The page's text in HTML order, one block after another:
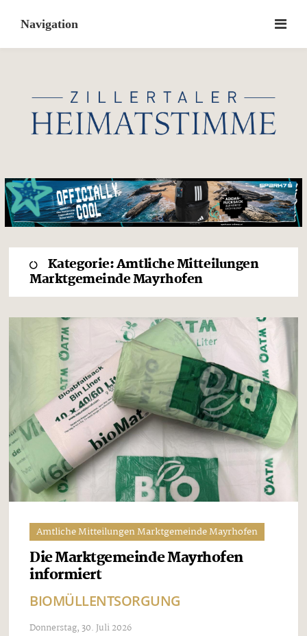
content
Kategorie:Amtliche Mitteilungen
Marktgemeinde Mayrhofen
Amtliche Mitteilungen Marktgemeinde Mayrhofen
Die Marktgemeinde Mayrhofen
informiert
BIOMÜLLENTSORGUNG
Donnerstag, 30. Juli 2026